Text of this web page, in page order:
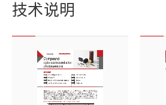
技术说明